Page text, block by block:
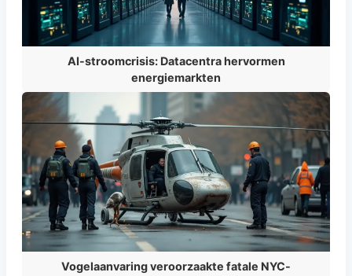
AI-stroomcrisis: Datacentra hervormen
energiemarkten
Vogelaanvaring veroorzaakte fatale NYC-